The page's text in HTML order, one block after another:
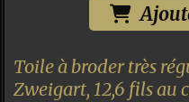
Toile à broder très
Zweigart, 12,6 fils au